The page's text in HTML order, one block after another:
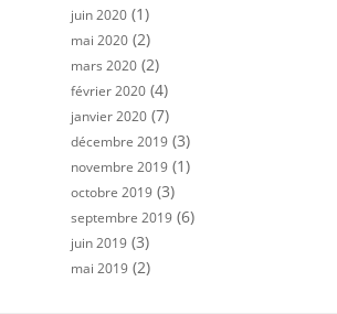
juin 2020 (1)
mai 2020 (2)
mars 2020 (2)
février 2020 (4)
janvier 2020 (7)
décembre 2019 (3)
novembre 2019 (1)
octobre 2019 (3)
septembre 2019 (6)
juin 2019 (3)
mai 2019 (2)